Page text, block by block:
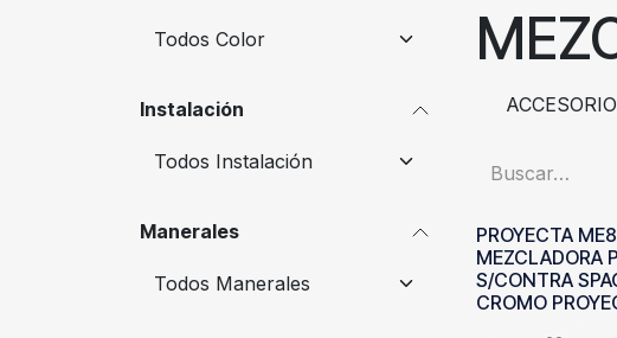
Instalación
Manerales
PROYECTA
MEZCLADORA
S/CONTRA
CROMO